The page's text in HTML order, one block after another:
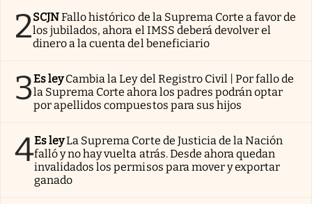
2SCJNFallo histórico de la Suprema Corte a favor de
los jubilados, ahora el IMSS deberá devolver el
dinero a la cuenta del beneficiario
3Es ley Cambia la Ley del Registro Civil | Por fallo de
la Suprema Corte ahora los padres podrán optar
por apellidos compuestos para sus hijos
4Es leyLa Suprema Corte de Justicia de la Nación
falló y no hay vuelta atrás. Desde ahora quedan
invalidados los permisos para mover y exportar
ganado